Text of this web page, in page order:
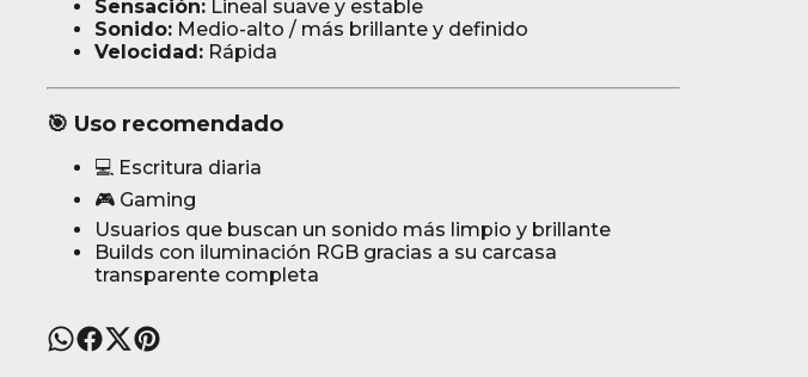
Sensación: Lineal suave y estable
Sonido: Medio-alto / más brillante y definido
Velocidad: Rápida
🎯 Uso recomendado
💻 Escritura diaria
🎮 Gaming
Usuarios que buscan un sonido más limpio y brillante
Builds con iluminación RGB gracias a su carcasa
transparente completa